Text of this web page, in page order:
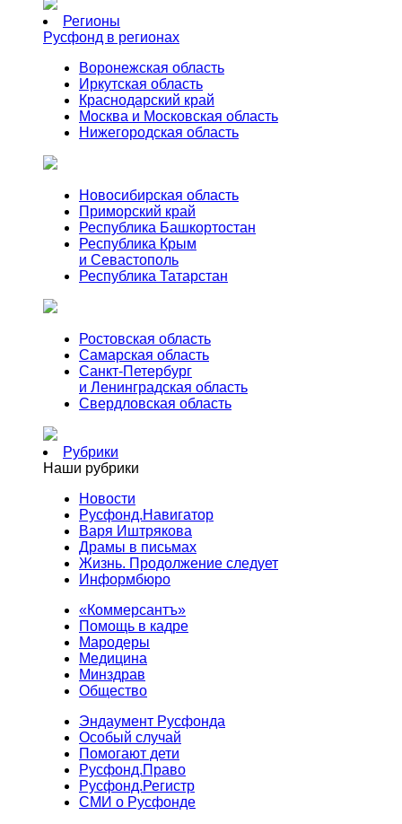
Регионы
Русфонд в регионах
Воронежская область
Иркутская область
Краснодарский край
Москва и Московская область
Нижегородская область
Новосибирская область
Приморский край
Республика Башкортостан
Республика Крым
и Севастополь
Республика Татарстан
Ростовская область
Самарская область
Санкт-Петербург
и Ленинградская область
Свердловская область
Рубрики
Наши рубрики
Новости
Русфонд.Навигатор
Варя Иштрякова
Драмы в письмах
Жизнь. Продолжение следует
Информбюро
«Коммерсантъ»
Помощь в кадре
Мародеры
Медицина
Минздрав
Общество
Эндаумент Русфонда
Особый случай
Помогают дети
Русфонд.Право
Русфонд.Регистр
СМИ о Русфонде